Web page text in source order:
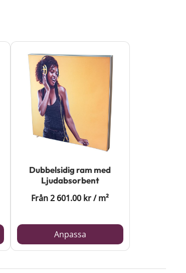
Dubbelsidig ram med
Ljudabsorbent
Från2 601.00 kr/m²
Anpassa